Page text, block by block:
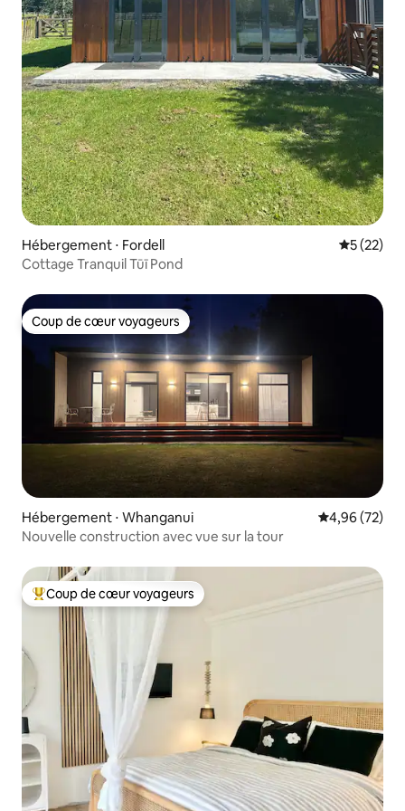
Hébergement ⋅ Fordell
5 (22)
Cottage Tranquil Tūī Pond
Coup de cœur voyageurs
Coup de cœur voyageurs
Hébergement ⋅ Whanganui Évaluation
4,96 (72)
Nouvelle construction avec vue sur la tour
Coups de cœur voyageurs les plus appréciés
Coup de cœur voyageurs